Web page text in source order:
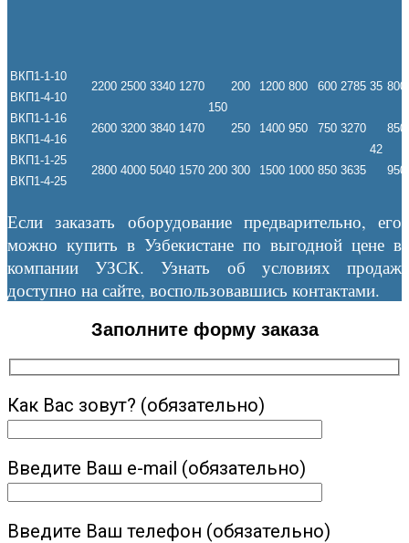
ВКП1-1-10
2200 2500 3340 1270
150
200 1200 800 600 2785 35 800
ВКП1-4-10
ВКП1-1-16
2600 3200 3840 1470 250 1400 950 750 3270
42
850
ВКП1-4-16
ВКП1-1-25
2800 4000 5040 1570 200 300 1500 1000 850 3635
950
ВКП1-4-25
Если заказать оборудование предварительно, его
можно купить в Узбекистане по выгодной цене в
компании УЗСК. Узнать об условиях продаж
доступно на сайте, воспользовавшись контактами.
Заполните форму заказа
Как Вас зовут? (обязательно)
Введите Ваш e-mail (обязательно)
Введите Ваш телефон (обязательно)